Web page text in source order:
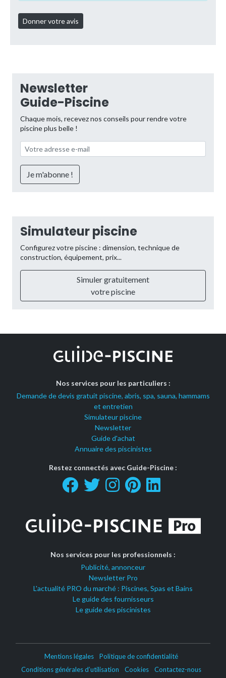
Newsletter
Guide-Piscine
Chaque mois, recevez nos conseils pour rendre votre
piscine plus belle !
Simulateur piscine
Configurez votre piscine : dimension, technique de
construction, équipement, prix...
Simuler gratuitement
votre piscine
Nos services pour les particuliers :
Demande de devis gratuit piscine, abris, spa, sauna, hammams
et entretien
Simulateur piscine
Newsletter
Guide d'achat
Annuaire des piscinistes
Restez connectés avec Guide-Piscine :
Nos services pour les professionnels :
Publicité, annonceur
Newsletter Pro
L'actualité PRO du marché : Piscines, Spas et Bains
Le guide des fournisseurs
Le guide des piscinistes
Mentions légales
Politique de confidentialité
Conditions générales d’utilisation
Cookies Contactez-nous